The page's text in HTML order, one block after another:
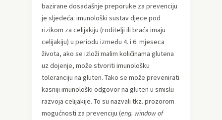
bazirane dosadašnje preporuke za prevenciju
je sljedeća: imunološki sustav djece pod
rizikom za celijakiju (roditelji ili braća imaju
celijakiju) u periodu između 4. i 6. mjeseca
života, ako se izloži malim količinama glutena
uz dojenje, može stvoriti imunološku
toleranciju na gluten. Tako se može prevenirati
kasniji imunološki odgovor na gluten u smislu
razvoja celijakije. To su nazvali tkz. prozorom
mogućnosti za prevenciju (eng. window of